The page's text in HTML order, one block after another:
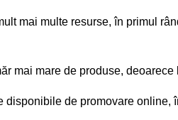
mai multe resurse, în primul
mai mare de produse, deoarece
de promovare online,